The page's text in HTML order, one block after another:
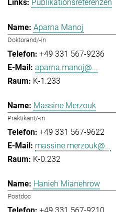
Publikationsreferenzen
Aparna Manoj
Doktorand/-in
+49 331 567-9236
aparna.manoj@...
K-1.233
Massine Merzouk
Praktikant/-in
+49 331 567-9622
massine.merzouk@...
K-0.232
Hanieh Mianehrow
Postdoc